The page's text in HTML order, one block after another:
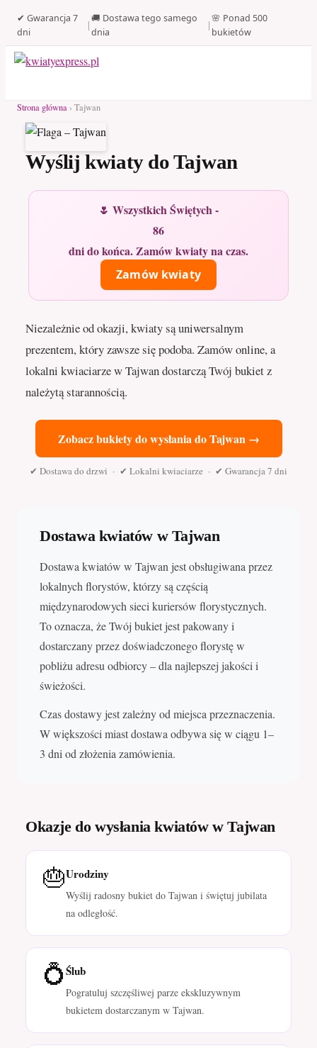
✔ Gwarancja 7
dni
|
🚚 Dostawa tego samego
dnia
|
🌸 Ponad 500
bukietów
Strona główna › Tajwan
Wyślij kwiaty do Tajwan
🌷 Wszystkich Świętych -
86
dni do końca. Zamów kwiaty na czas.
Zamów kwiaty
Niezależnie od okazji, kwiaty są uniwersalnym
prezentem, który zawsze się podoba. Zamów online, a
lokalni kwiaciarze w Tajwan dostarczą Twój bukiet z
należytą starannością.
Zobacz bukiety do wysłania do Tajwan →
✔ Dostawa do drzwi · ✔ Lokalni kwiaciarze · ✔ Gwarancja 7 dni
Dostawa kwiatów w Tajwan
Dostawa kwiatów w Tajwan jest obsługiwana przez
lokalnych florystów, którzy są częścią
międzynarodowych sieci kuriersów florystycznych.
To oznacza, że Twój bukiet jest pakowany i
dostarczany przez doświadczonego florystę w
pobliżu adresu odbiorcy – dla najlepszej jakości i
świeżości.
Czas dostawy jest zależny od miejsca przeznaczenia.
W większości miast dostawa odbywa się w ciągu 1–
3 dni od złożenia zamówienia.
Okazje do wysłania kwiatów w Tajwan
🎂Urodziny
Wyślij radosny bukiet do Tajwan i świętuj jubilata
na odległość.
💍Ślub
Pogratuluj szczęśliwej parze ekskluzywnym
bukietem dostarczanym w Tajwan.